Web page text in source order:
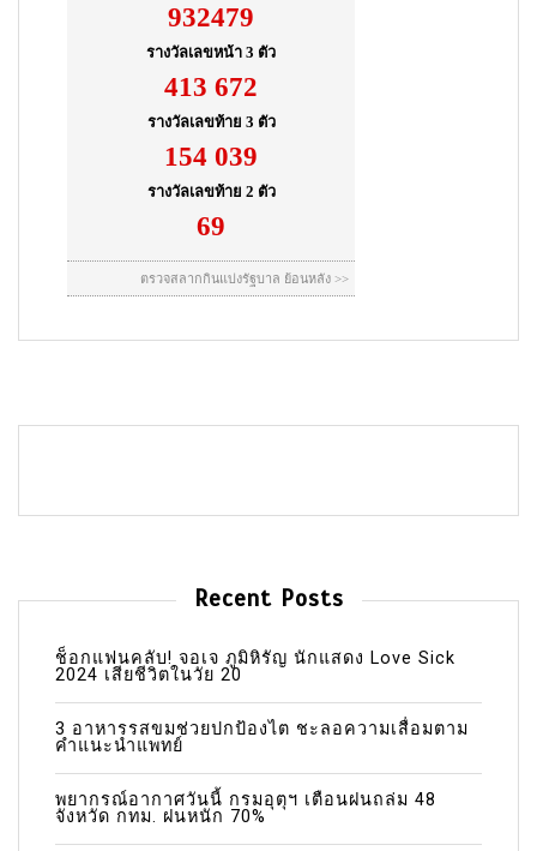
Recent Posts
ช็อกแฟนคลับ! จอเจ ภูมิหิรัญ นักแสดง Love Sick
2024 เสียชีวิตในวัย 20
3 อาหารรสขมช่วยปกป้องไต ชะลอความเสื่อมตาม
คำแนะนำแพทย์
พยากรณ์อากาศวันนี้ กรมอุตุฯ เตือนฝนถล่ม 48
จังหวัด กทม. ฝนหนัก 70%